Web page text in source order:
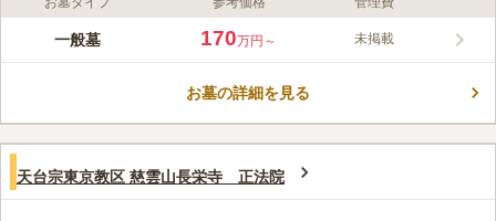
ライフドット編集部のコメント
山手線「巣鴨駅」から徒歩7分ほどに位置しています。閑静な住
どなたでもご利用することができます。葬儀もリーズナブルなプ
口コミ評価
この霊園はまだ誰からも評価されていません。
一般墓 170万円～ 未掲載
お墓の詳細を見る
天台宗東京教区 慈雲山長栄寺 正法院